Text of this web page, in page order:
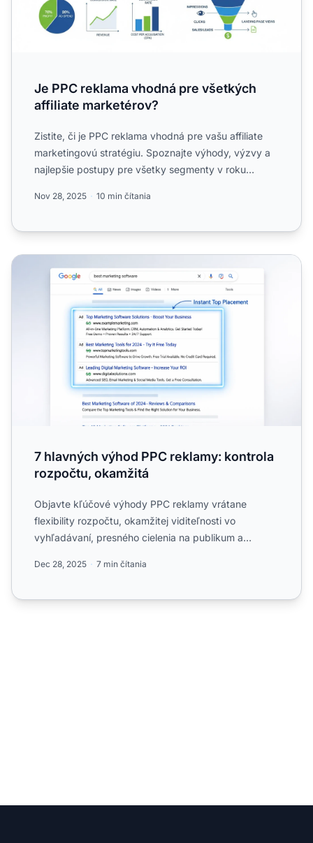
Je PPC reklama vhodná pre všetkých
affiliate marketérov?
Zistite, či je PPC reklama vhodná pre vašu affiliate
marketingovú stratégiu. Spoznajte výhody, výzvy a
najlepšie postupy pre všetky segmenty v roku
Nov 28, 2025 10 min čítania
7 hlavných výhod PPC reklamy: kontrola rozpočtu,
7 hlavných výhod PPC reklamy: kontrola
rozpočtu, okamžitá
Objavte kľúčové výhody PPC reklamy vrátane
flexibility rozpočtu, okamžitej viditeľnosti vo
vyhľadávaní, presného cielenia na publikum a
Dec 28, 2025 7 min čítania